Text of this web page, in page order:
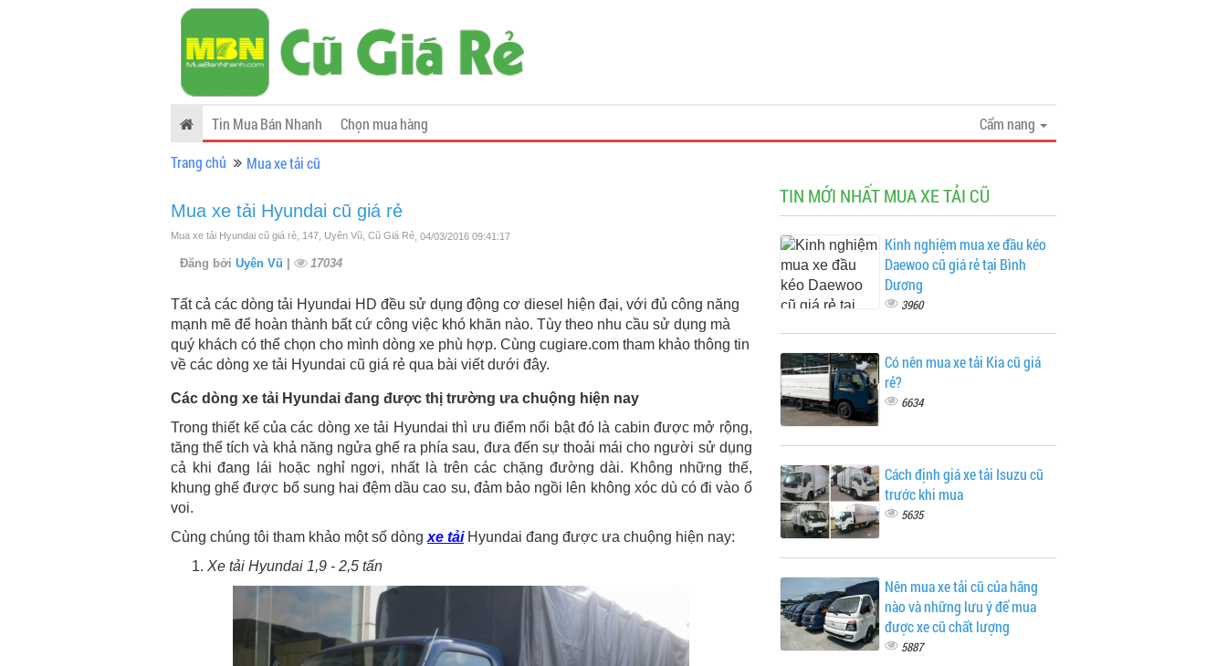
Cẩm nang
Tin Mua Bán Nhanh
Chọn mua hàng
Trang chủ
Mua xe tải cũ
Mua xe tải Hyundai cũ giá rẻ
Mua xe tải Hyundai cũ giá rẻ, 147, Uyên Vũ, Cũ Giá Rẻ , 04/03/2016 09:41:17
Đăng bởi Uyên Vũ | 17034
Tất cả các dòng tải Hyundai HD đều sử dụng động cơ diesel hiện đại, với đủ công năng
mạnh mẽ để hoàn thành bất cứ công việc khó khăn nào. Tùy theo nhu cầu sử dụng mà
quý khách có thể chọn cho mình dòng xe phù hợp. Cùng cugiare.com tham khảo thông tin
về các dòng xe tải Hyundai cũ giá rẻ qua bài viết dưới đây.
Các dòng xe tải Hyundai đang được thị trường ưa chuộng hiện nay
Trong thiết kế của các dòng xe tải Hyundai thì ưu điểm nổi bật đó là cabin được mở rộng,
tăng thể tích và khả năng ngửa ghế ra phía sau, đưa đến sự thoải mái cho người sử dụng
cả khi đang lái hoặc nghỉ ngơi, nhất là trên các chặng đường dài. Không những thế,
khung ghế được bổ sung hai đệm dầu cao su, đảm bảo ngồi lên không xóc dù có đi vào ổ
voi.
Cùng chúng tôi tham khảo một số dòng xe tảiHyundai đang được ưa chuộng hiện nay:
Xe tải Hyundai 1,9 - 2,5 tấn
TIN MỚI NHẤT MUA XE TẢI CŨ
Kinh nghiệm mua xe đầu kéo
Daewoo cũ giá rẻ tại Bình
Dương
3960
Có nên mua xe tải Kia cũ giá
rẻ?
6634
Cách định giá xe tải Isuzu cũ
trước khi mua
5635
Nên mua xe tải cũ của hãng
nào và những lưu ý để mua
được xe cũ chất lượng
5887